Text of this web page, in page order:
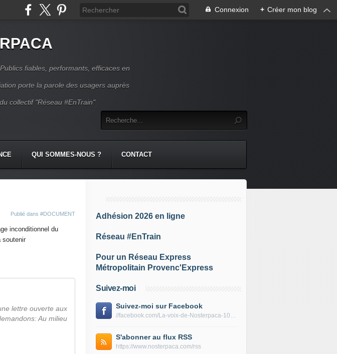
Connexion + Créer mon blog
fiables, performants, efficaces en
porte la parole des usagers auprès
collectif "Réseau #EnTrain"
QUI SOMMES-NOUS ? CONTACT
Publié dans #DOCUMENT
inconditionnel du
soutenir
lettre ouverte aux
Au milieu
Adhésion 2026 en ligne
Réseau #EnTrain
Pour un Réseau Express
Métropolitain Provenc'Express
Suivez-moi
Suivez-moi sur Facebook
//facebook.com/La-voix-de-Nosterpaca-106434384284735
S'abonner au flux RSS
https://www.nosterpaca.com/rss